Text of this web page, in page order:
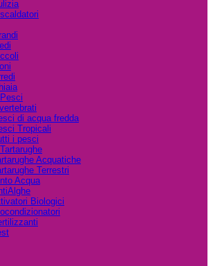
di acqua fredda
Tropicali
i pesci
Acquatiche
Terrestri
Acqua
Biologici